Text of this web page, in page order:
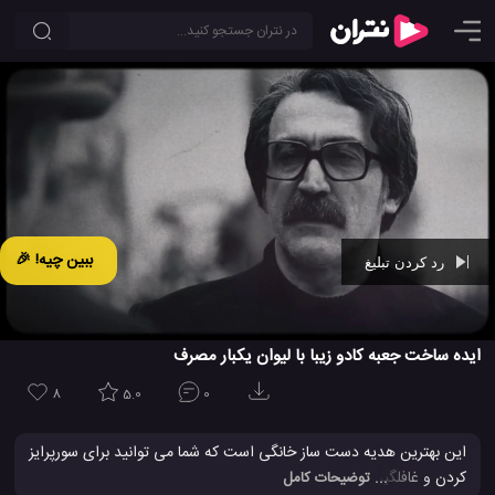
ببین چیه! 🎉
00:29
ایده ساخت جعبه کادو زیبا با لیوان یکبار مصرف
8 5.0 0
این بهترین هدیه دست ساز خانگی است که شما می توانید برای سورپرایز
کردن و غافلگیر کردن دوستان یا اعضای خانواده خود نمونه اش را درست
... توضیحات کامل